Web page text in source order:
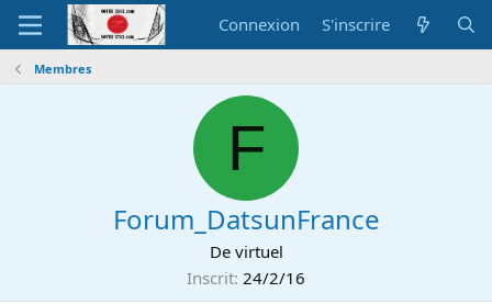
Connexion S'inscrire
Membres
F
Forum_DatsunFrance
De virtuel
Inscrit 24/2/16